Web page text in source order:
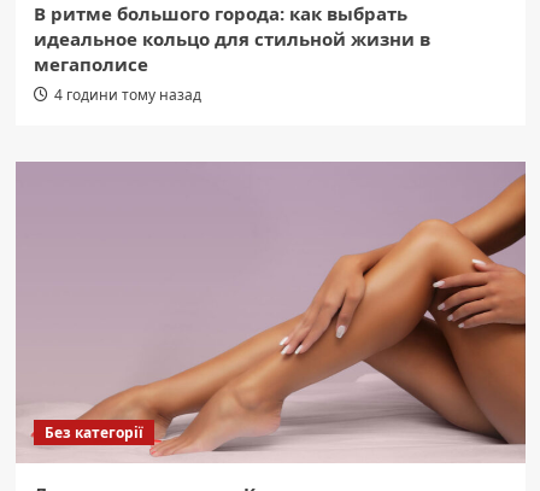
В ритме большого города: как выбрать
идеальное кольцо для стильной жизни в
мегаполисе
4 години тому назад
Без категорії